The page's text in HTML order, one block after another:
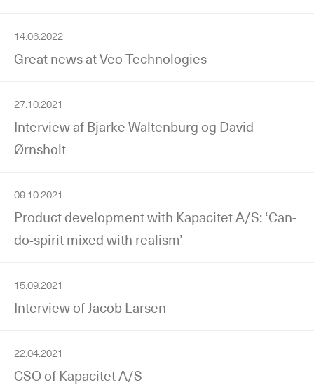
14.06.2022
Great news at Veo Technologies
27.10.2021
Interview af Bjarke Waltenburg og David
Ørnsholt
09.10.2021
Product development with Kapacitet A/S: ‘Can-
do-spirit mixed with realism’
15.09.2021
Interview of Jacob Larsen
22.04.2021
CSO of Kapacitet A/S